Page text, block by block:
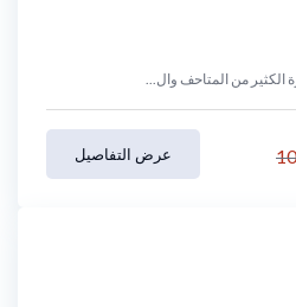
الكثير من المتاحف وال...
عرض التفاصيل